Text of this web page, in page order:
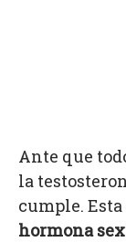
Ante que
la
cumple. Esta
hormona